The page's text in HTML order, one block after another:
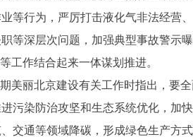
等行为，严厉打击液化气非法经营
等深层次问题，加强典型事故警示
工作结合起来一体谋划推进。
丽北京建设有关工作时指出，要全
污染防治攻坚和生态系统优化，加
交通等领域降碳，形成绿色生产方